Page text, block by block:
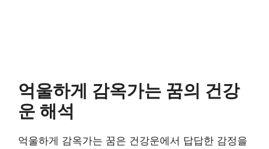
억울하게 감옥가는 꿈의 건강
운 해석
억울하게 감옥가는 꿈은 건강운에서 답답한 감정을